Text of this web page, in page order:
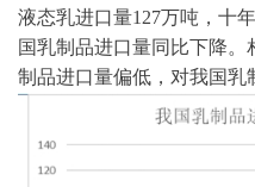
液态乳进口量127万吨，十
国乳制品进口量同比下降
制品进口量偏低，对我国乳